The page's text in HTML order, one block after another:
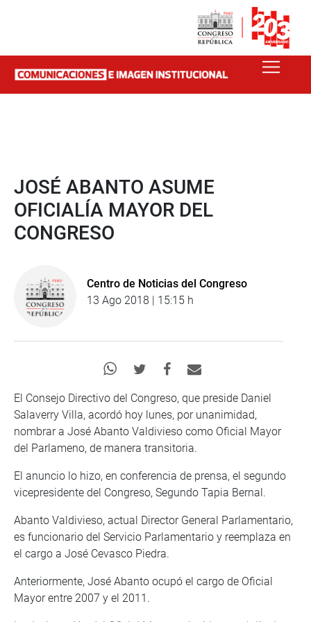
JOSÉ ABANTO ASUME
OFICIALÍA MAYOR DEL
CONGRESO
Centro de Noticias del Congreso
13 Ago 2018 | 15:15 h
El Consejo Directivo del Congreso, que preside Daniel
Salaverry Villa, acordó hoy lunes, por unanimidad,
nombrar a José Abanto Valdivieso como Oficial Mayor
del Parlameno, de manera transitoria.
El anuncio lo hizo, en conferencia de prensa, el segundo
vicepresidente del Congreso, Segundo Tapia Bernal.
Abanto Valdivieso, actual Director General Parlamentario,
es funcionario del Servicio Parlamentario y reemplaza en
el cargo a José Cevasco Piedra.
Anteriormente, José Abanto ocupó el cargo de Oficial
Mayor entre 2007 y el 2011.